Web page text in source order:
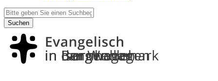
Suchen